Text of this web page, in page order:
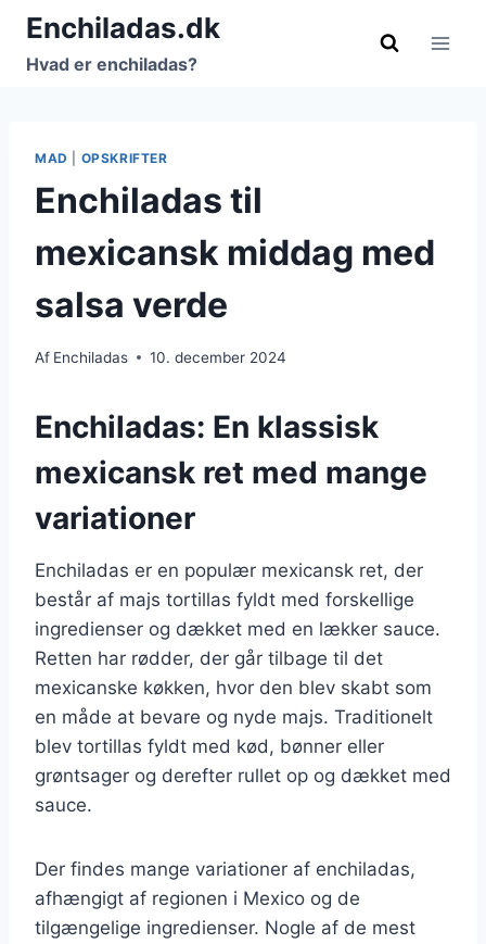
Fortsæt
indhold
Enchiladas.dk
Hvad er enchiladas?
MAD OPSKRIFTER
Enchiladas til
mexicansk middag med
salsa verde
Af Enchiladas 10. december 2024
Enchiladas: En klassisk
mexicansk ret med mange
variationer
Enchiladas er en populær mexicansk ret, der
består af majs tortillas fyldt med forskellige
ingredienser og dækket med en lækker sauce.
Retten har rødder, der går tilbage til det
mexicanske køkken, hvor den blev skabt som
en måde at bevare og nyde majs. Traditionelt
blev tortillas fyldt med kød, bønner eller
grøntsager og derefter rullet op og dækket med
sauce.
Der findes mange variationer af enchiladas,
afhængigt af regionen i Mexico og de
tilgængelige ingredienser. Nogle af de mest